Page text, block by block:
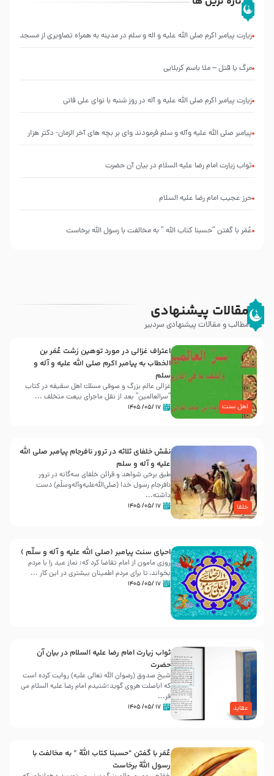
زیارت پیامبر اکرم صلی الله علیه و اله و سلم در مدینه به همراه تصاویری از مسجد
مرگ یا قتل – ملا باسم کربلایی
زیارت پیامبر اکرم صلی الله علیه و آله در روز شنبه با نوای علی فانی
پیامبر صلی الله علیه وآله و سلم فرمودند وای بر بچه های آخر الزمان- دکتر هزار
ثواب زیارت امام رضا علیه السلام در بیان آن حضرت
حرز عجیب امام رضا علیه السلام
عُمَر با گفتن “حسبنا كتاب اللّه ” به مخالفت با رسول اللّه برخاست
مقالات پیشنهادی
مطالب و مقالات پیشنهادی سردبیر
اهل سنت
اعتراف غزالی در مورد توهین زشت عُمَر بن
الخطاب به پیامبر اکرم صلی الله علیه و آله و
سلم
غزالی عالم بزرگ و صوفی مسلك اهل سقيفه در کتاب
“سرالعالمین” بعد از نقل ماجرای بیعت متخلف ...
۱۷ /۰۵/ ۱۴۰۵
خلفا
نقش خلفای ثلاثه در ترور نافرجام پیامبر صلی الله
علیه و آله و سلم
طبق برخی شواهد و قرائن خلفای سه‌گانه در ترور
نافرجام رسول خدا (صلی‌الله‌علیه‌و‌آله‌وسلّم) دست
داشته‌...
۱۷ /۰۵/ ۱۴۰۵
احیای سنت پیامبر (صلی الله علیه و آله و سلّم )
روزی مامون از امام تقاضا کرد که: نماز عید را با مردم
بخواند، تا برای مردم اطمینان بیشتری در این کار ...
۱۷ /۰۵/ ۱۴۰۵
عقاید
ثواب زیارت امام رضا علیه السلام در بیان آن
حضرت
شیخ صدوق (رضوان الله تعالی علیه) روایت کرده است
که اباصلت هروی گوید:شنیدم امام رضا علیه السلام می
فر...
۱۷ /۰۵/ ۱۴۰۵
عُمَر با گفتن “حسبنا كتاب اللّه ” به مخالفت با
رسول اللّه برخاست